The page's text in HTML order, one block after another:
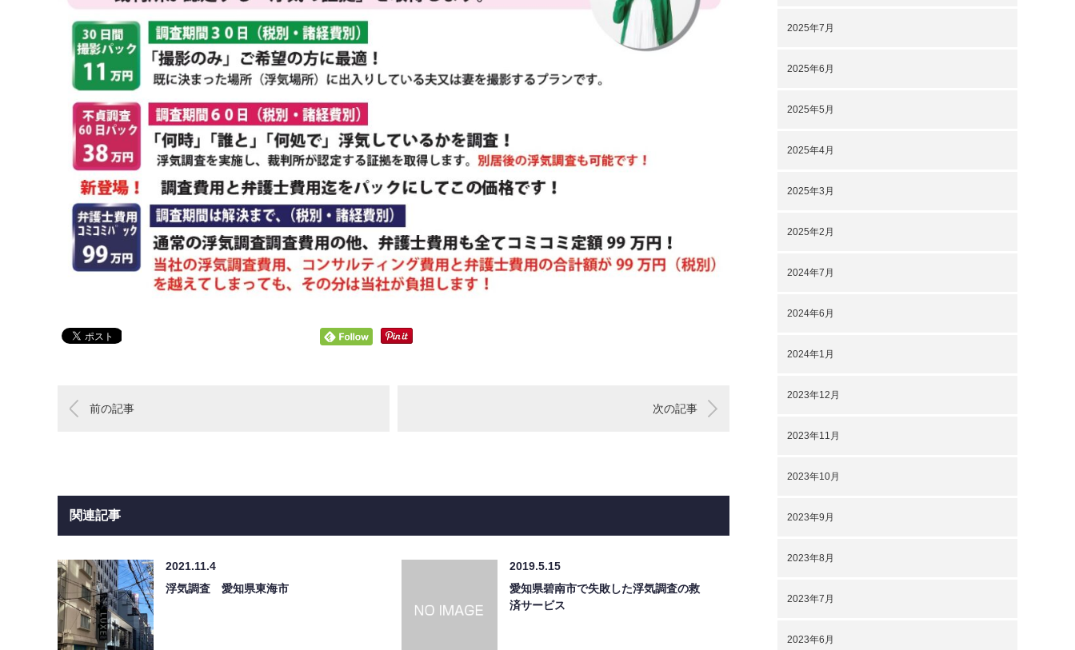
前の記事 次の記事
関連記事
2021.11.4
浮気調査 愛知県東海市
2019.5.15
愛知県碧南市で失敗した浮気調査の救
済サービス
2025年7月
2025年6月
2025年5月
2025年4月
2025年3月
2025年2月
2024年7月
2024年6月
2024年1月
2023年12月
2023年11月
2023年10月
2023年9月
2023年8月
2023年7月
2023年6月